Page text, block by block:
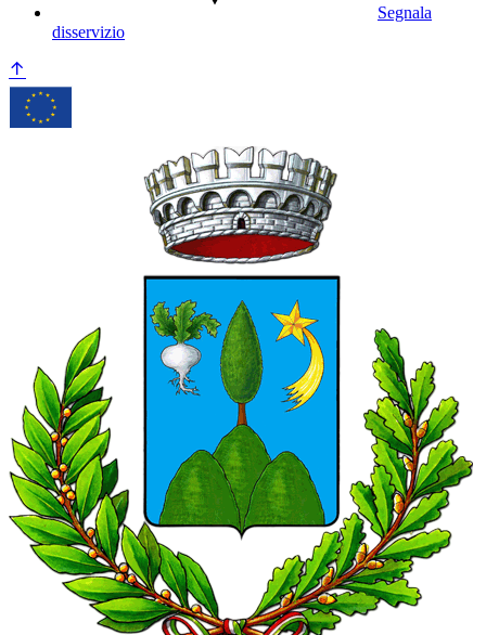
Segnala
disservizio